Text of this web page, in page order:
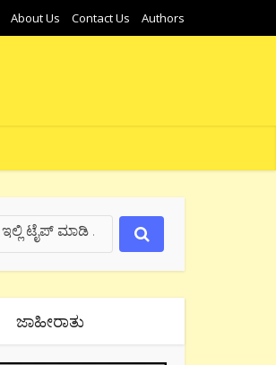
About Us Contact Us Authors
ಜಾಹೀರಾತು